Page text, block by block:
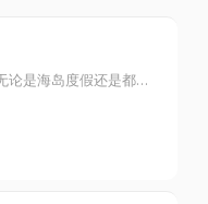
热带风情与神秘雨林的相遇。无论是海岛度假还是都市夜色，专属的陪伴让旅程更添温柔与惊喜。